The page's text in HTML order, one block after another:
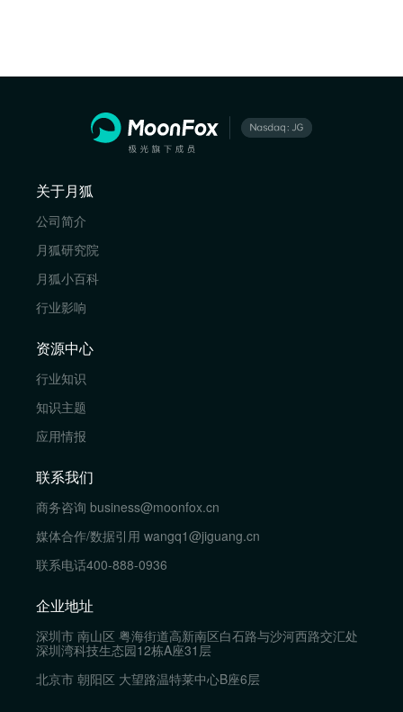
关于月狐
公司简介
月狐研究院
月狐小百科
行业影响
资源中心
行业知识
知识主题
应用情报
联系我们
商务咨询 business@moonfox.cn
媒体合作/数据引用 wangq1@jiguang.cn
联系电话400-888-0936
企业地址
深圳市 南山区 粤海街道高新南区白石路与沙河西路交汇处
深圳湾科技生态园12栋A座31层
北京市 朝阳区 大望路温特莱中心B座6层